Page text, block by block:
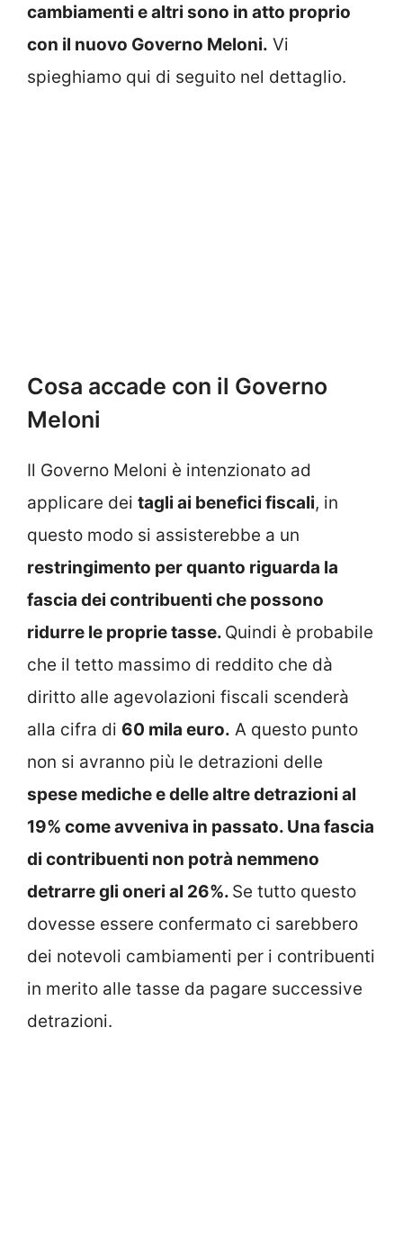
cambiamenti e altri sono in atto proprio
con il nuovo Governo Meloni. Vi
spieghiamo qui di seguito nel dettaglio.
Cosa accade con il Governo
Meloni
Il Governo Meloni è intenzionato ad
applicare dei tagli ai benefici fiscali, in
questo modo si assisterebbe a un
restringimento per quanto riguarda la
fascia dei contribuenti che possono
ridurre le proprie tasse. Quindi è probabile
che il tetto massimo di reddito che dà
diritto alle agevolazioni fiscali scenderà
alla cifra di 60 mila euro. A questo punto
non si avranno più le detrazioni delle
spese mediche e delle altre detrazioni al
19% come avveniva in passato. Una fascia
di contribuenti non potrà nemmeno
detrarre gli oneri al 26%. Se tutto questo
dovesse essere confermato ci sarebbero
dei notevoli cambiamenti per i contribuenti
in merito alle tasse da pagare successive
detrazioni.